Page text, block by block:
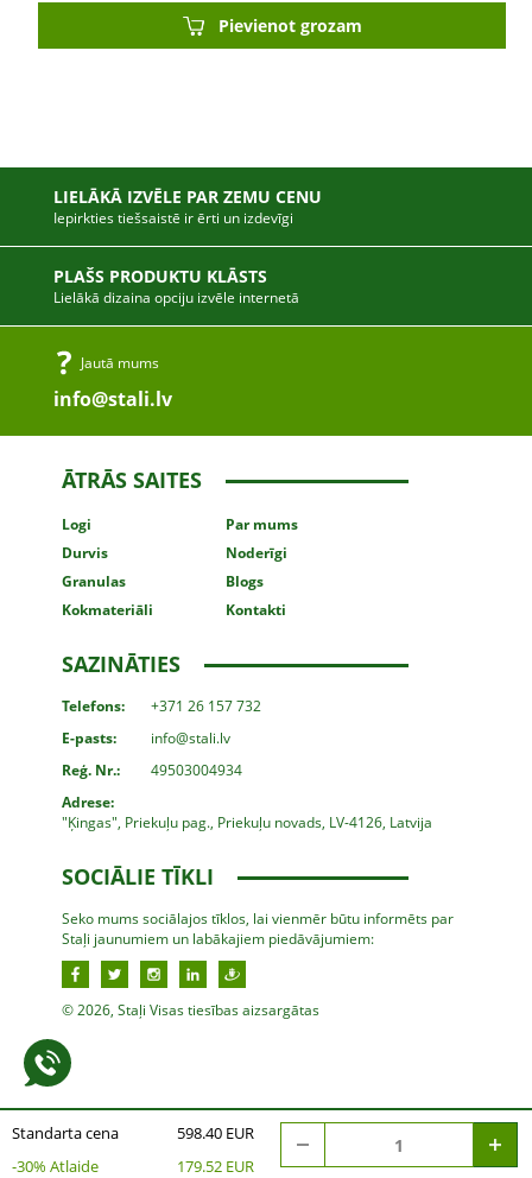
Pievienot grozam
Standarta cena
598.40 EUR
-30% Atlaide 179.52 EUR
LIELĀKĀ IZVĒLE PAR ZEMU CENU
Iepirkties tiešsaistē ir ērti un izdevīgi
PLAŠS PRODUKTU KLĀSTS
Lielākā dizaina opciju izvēle internetā
Jautā mums
info@stali.lv
ĀTRĀS SAITES
Logi
Durvis
Granulas
Kokmateriāli
Par mums
Noderīgi
Blogs
Kontakti
SAZINĀTIES
Telefons:
+371 26 157 732
E-pasts:
info@stali.lv
Reģ. Nr.:
49503004934
Adrese:
"Ķingas", Priekuļu pag., Priekuļu novads, LV-4126, Latvija
SOCIĀLIE TĪKLI
Seko mums sociālajos tīklos, lai vienmēr būtu informēts par
Staļi jaunumiem un labākajiem piedāvājumiem:
© 2026, Staļi Visas tiesības aizsargātas